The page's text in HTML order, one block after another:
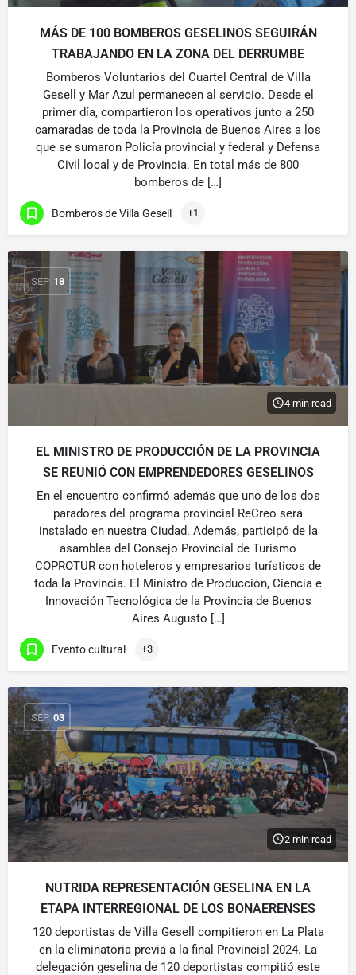
MÁS DE 100 BOMBEROS GESELINOS SEGUIRÁN
TRABAJANDO EN LA ZONA DEL DERRUMBE
Bomberos Voluntarios del Cuartel Central de Villa
Gesell y Mar Azul permanecen al servicio. Desde el
primer día, compartieron los operativos junto a 250
camaradas de toda la Provincia de Buenos Aires a los
que se sumaron Policía provincial y federal y Defensa
Civil local y de Provincia. En total más de 800
bomberos de […]
Bomberos de Villa Gesell +1
SEP 18
4 min read
EL MINISTRO DE PRODUCCIÓN DE LA PROVINCIA
SE REUNIÓ CON EMPRENDEDORES GESELINOS
En el encuentro confirmó además que uno de los dos
paradores del programa provincial ReCreo será
instalado en nuestra Ciudad. Además, participó de la
asamblea del Consejo Provincial de Turismo
COPROTUR con hoteleros y empresarios turísticos de
toda la Provincia. El Ministro de Producción, Ciencia e
Innovación Tecnológica de la Provincia de Buenos
Aires Augusto […]
Evento cultural +3
SEP 03
2 min read
NUTRIDA REPRESENTACIÓN GESELINA EN LA
ETAPA INTERREGIONAL DE LOS BONAERENSES
120 deportistas de Villa Gesell compitieron en La Plata
en la eliminatoria previa a la final Provincial 2024. La
delegación geselina de 120 deportistas compitió este